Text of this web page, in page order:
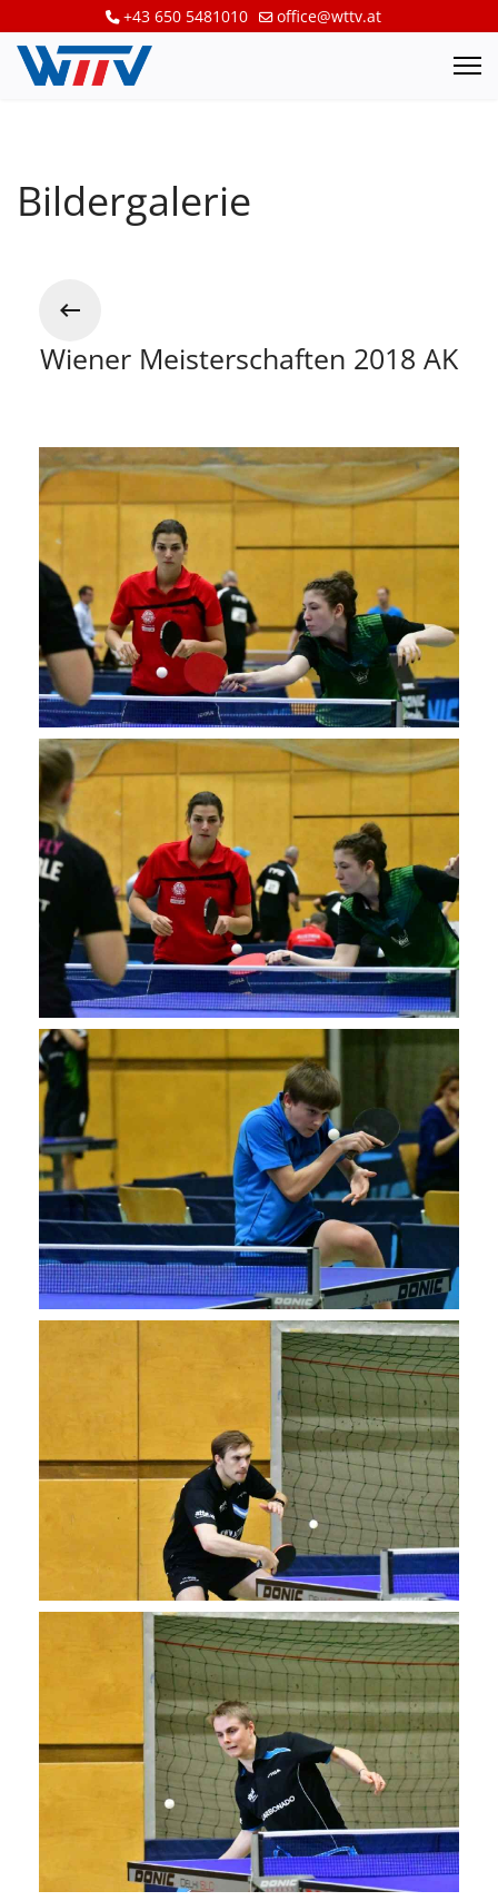
+43 650 5481010 office@wttv.at
Bildergalerie
Wiener Meisterschaften 2018 AK